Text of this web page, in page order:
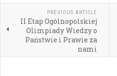
PREVIOUS ARTICLE
II Etap Ogólnopolskiej
Olimpiady Wiedzy o
Państwie i Prawie za
nami